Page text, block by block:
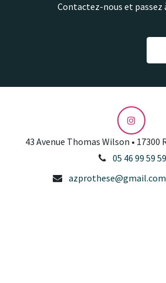
Contactez-nous et passez
43 Avenue Thomas Wilson • 17300
05 46 99 59 59
azprothese@gmail.com